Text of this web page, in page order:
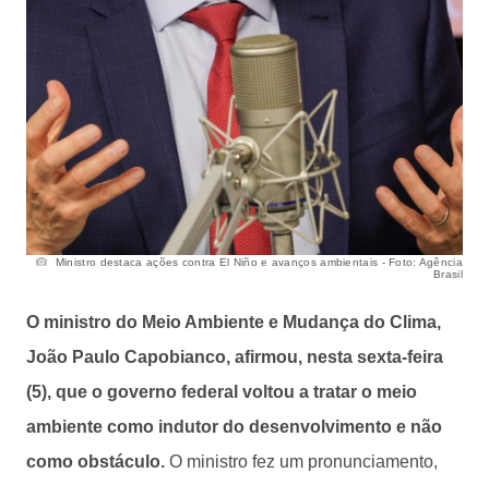
Ministro destaca ações contra El Niño e avanços ambientais - Foto: Agência
Brasil
O ministro do Meio Ambiente e Mudança do Clima,
João Paulo Capobianco, afirmou, nesta sexta-feira
(5), que o governo federal voltou a tratar o meio
ambiente como indutor do desenvolvimento e não
como obstáculo. O ministro fez um pronunciamento,